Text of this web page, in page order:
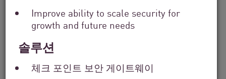
Improve ability to scale security for
growth and future needs
솔루션
체크 포인트 보안 게이트웨이